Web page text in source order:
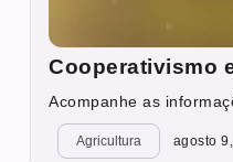
Cooperativismo
Acompanhe as
Agricultura agosto